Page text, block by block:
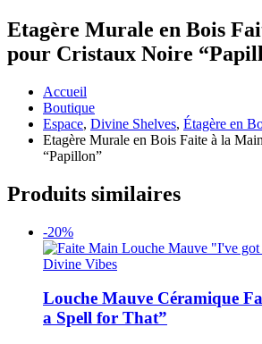
Etagère Murale en Bois
pour Cristaux Noire
Accueil
Boutique
Espace, Divine Shelves, Étagère en
Etagère Murale en Bois Faite à la
“Papillon”
Produits similaires
-20%
Louche Mauve Céramique
a Spell for That”